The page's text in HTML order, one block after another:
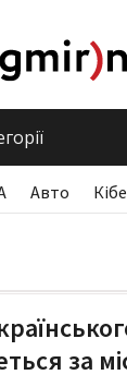
Авто
за